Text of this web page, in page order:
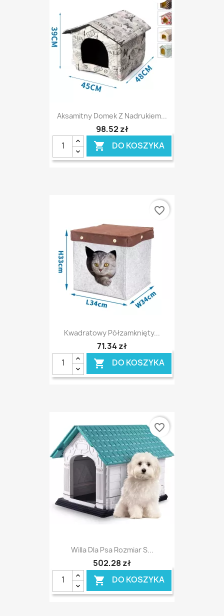
Aksamitny Domek Z Nadrukiem...
98,52 zł
 DO KOSZYKA
Kwadratowy Półzamknięty...
71,34 zł
 DO KOSZYKA
favorite_border
Willa Dla Psa Rozmiar S...
502,28 zł
 DO KOSZYKA
favorite_border